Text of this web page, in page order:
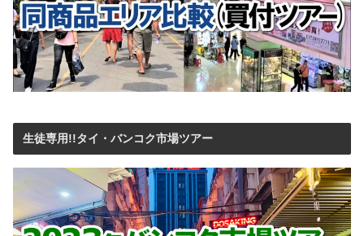
生徒専用!!タイ・バンコク市場ツアー